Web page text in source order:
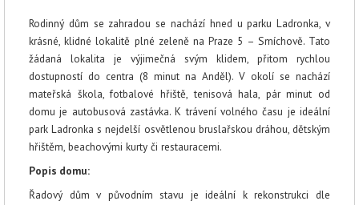
Rodinný dům se zahradou se nachází hned u parku Ladronka, v
krásné, klidné lokalitě plné zeleně na Praze 5 – Smíchově. Tato
žádaná lokalita je výjimečná svým klidem, přitom rychlou
dostupností do centra (8 minut na Anděl). V okolí se nachází
mateřská škola, fotbalové hřiště, tenisová hala, pár minut od
domu je autobusová zastávka. K trávení volného času je ideální
park Ladronka s nejdelší osvětlenou bruslařskou dráhou, dětským
hřištěm, beachovými kurty či restauracemi.
Popis domu:
Řadový dům v původním stavu je ideální k rekonstrukci dle